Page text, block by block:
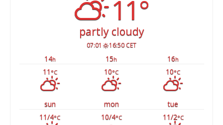
11°
partly cloudy
07:01 16:50 CET
14h 15h 16h
11 °C 10°C 10°C
sun mon
tue
11/4°C 10/4°C 11/2°C